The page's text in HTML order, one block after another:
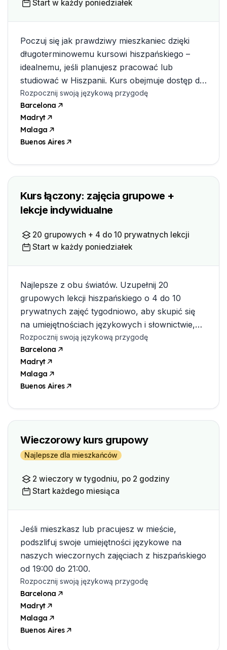
Start w każdy poniedziałek
Poczuj się jak prawdziwy mieszkaniec dzięki
długoterminowemu kursowi hiszpańskiego –
idealnemu, jeśli planujesz pracować lub
studiować w Hiszpanii. Kurs obejmuje dostęp do
warsztatów zawodowych oraz wsparcie w
zakresie dokumentów wizowych.
Rozpocznij swoją językową przygodę
Barcelona
Madryt
Malaga
Buenos Aires
Kurs łączony: zajęcia grupowe +
lekcje indywidualne
20 grupowych + 4 do 10 prywatnych lekcji
Start w każdy poniedziałek
Najlepsze z obu światów. Uzupełnij 20
grupowych lekcji hiszpańskiego o 4 do 10
prywatnych zajęć tygodniowo, aby skupić się
na umiejętnościach językowych i słownictwie,
które są dla Ciebie najważniejsze.
Rozpocznij swoją językową przygodę
Barcelona
Madryt
Malaga
Buenos Aires
Wieczorowy kurs grupowy
Najlepsze dla mieszkańców
2 wieczory w tygodniu, po 2 godziny
Start każdego miesiąca
Jeśli mieszkasz lub pracujesz w mieście,
podszlifuj swoje umiejętności językowe na
naszych wieczornych zajęciach z hiszpańskiego
od 19:00 do 21:00.
Rozpocznij swoją językową przygodę
Barcelona
Madryt
Malaga
Buenos Aires